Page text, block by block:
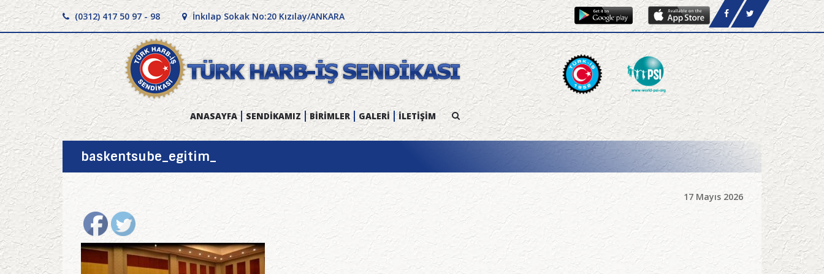
(0312) 417 50 97 - 98 İnkılap Sokak No:20 Kızılay/ANKARA
ANASAYFA SENDİKAMIZ BİRİMLER GALERİ İLETİŞİM
baskentsube_egitim_
17 Mayıs 2026